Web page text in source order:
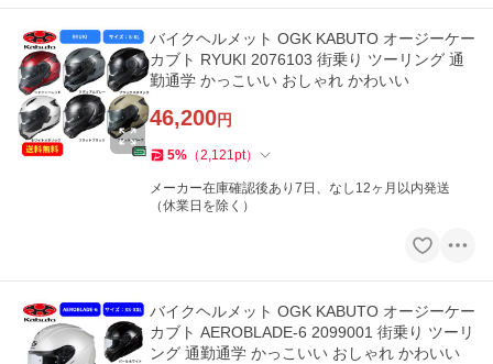
バイクヘルメット OGK KABUTO オージーケー
カブト RYUKI 2076103 街乗り ツーリング 通
勤通学 かっこいい おしゃれ かわいい
46,200円
5% （2,121pt）
メーカー在庫確認後あり7日、なし12ヶ月以内発送
（休業日を除く）
バイクヘルメット OGK KABUTO オージーケー
カブト AEROBLADE-6 2099001 街乗り ツーリ
ング 通勤通学 かっこいい おしゃれ かわいい